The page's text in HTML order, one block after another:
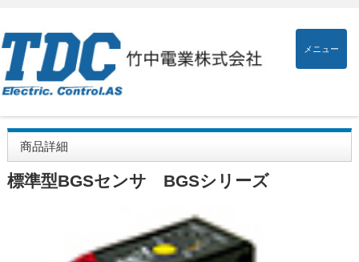
メニュー
商品詳細
標準型BGSセンサ BGSシリーズ